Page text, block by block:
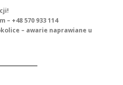
+48 570 933 114
– awarie naprawiane u